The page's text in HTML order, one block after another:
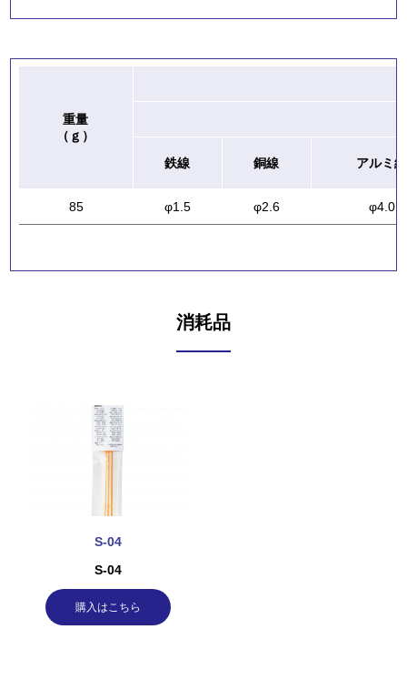
重量
（ｇ）
鉄線
銅線 アルミ線
85 φ1.5 φ2.6 φ4.0
消耗品
S-04
S-04
購入はこちら